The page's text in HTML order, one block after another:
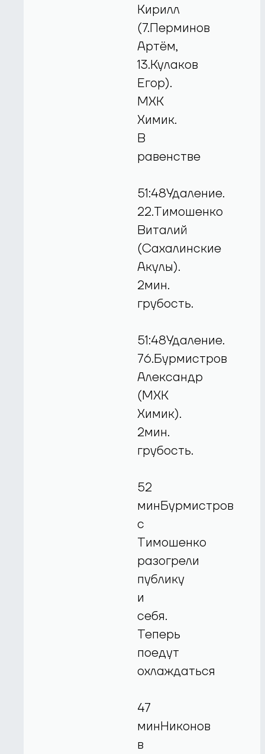
Кирилл
(7.Перминов
Артём,
13.Кулаков
Егор).
МХК
Химик.
В
равенстве
51:48Удаление.
22.Тимошенко
Виталий
(Сахалинские
Акулы).
2мин.
грубость.
51:48Удаление.
76.Бурмистров
Александр
(МХК
Химик).
2мин.
грубость.
52
минБурмистров
с
Тимошенко
разогрели
публику
и
себя.
Теперь
поедут
охлаждаться
47
минНиконов
в